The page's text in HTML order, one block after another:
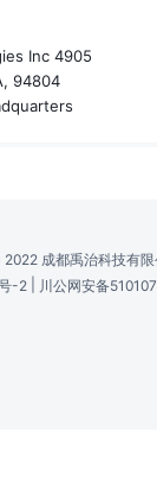
Inc 4905
94804
成都禹治科技有限
-2
川公网安备